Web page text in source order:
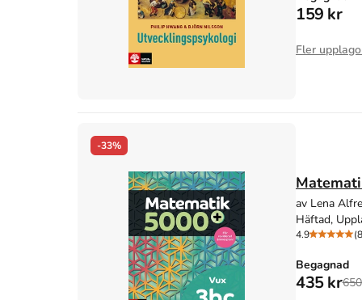
159 kr
Fler
-33%
av Lena
Häftad,
4.9
Begagnad
435 kr